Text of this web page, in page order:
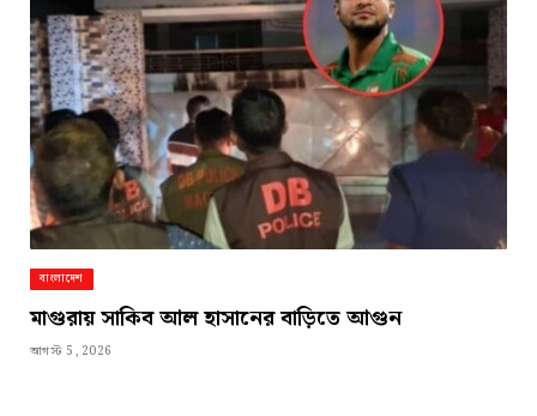
বাংলাদেশ
মাগুরায় সাকিব আল হাসানের বাড়িতে আগুন
আগস্ট 5, 2026